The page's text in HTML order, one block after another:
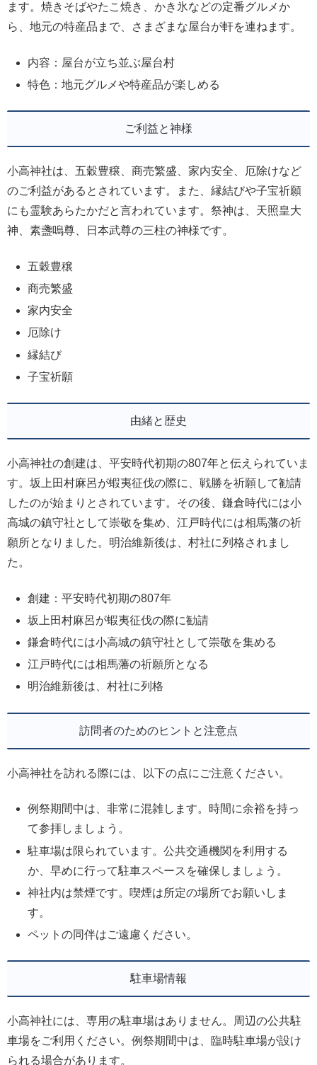
ます。焼きそばやたこ焼き、かき氷などの定番グルメか
ら、地元の特産品まで、さまざまな屋台が軒を連ねます。
内容：屋台が立ち並ぶ屋台村
特色：地元グルメや特産品が楽しめる
ご利益と神様
小高神社は、五穀豊穣、商売繁盛、家内安全、厄除けなど
のご利益があるとされています。また、縁結びや子宝祈願
にも霊験あらたかだと言われています。祭神は、天照皇大
神、素盞嗚尊、日本武尊の三柱の神様です。
五穀豊穣
商売繁盛
家内安全
厄除け
縁結び
子宝祈願
由緒と歴史
小高神社の創建は、平安時代初期の807年と伝えられていま
す。坂上田村麻呂が蝦夷征伐の際に、戦勝を祈願して勧請
したのが始まりとされています。その後、鎌倉時代には小
高城の鎮守社として崇敬を集め、江戸時代には相馬藩の祈
願所となりました。明治維新後は、村社に列格されまし
た。
創建：平安時代初期の807年
坂上田村麻呂が蝦夷征伐の際に勧請
鎌倉時代には小高城の鎮守社として崇敬を集める
江戸時代には相馬藩の祈願所となる
明治維新後は、村社に列格
訪問者のためのヒントと注意点
小高神社を訪れる際には、以下の点にご注意ください。
例祭期間中は、非常に混雑します。時間に余裕を持っ
て参拝しましょう。
駐車場は限られています。公共交通機関を利用する
か、早めに行って駐車スペースを確保しましょう。
神社内は禁煙です。喫煙は所定の場所でお願いしま
す。
ペットの同伴はご遠慮ください。
駐車場情報
小高神社には、専用の駐車場はありません。周辺の公共駐
車場をご利用ください。例祭期間中は、臨時駐車場が設け
られる場合があります。